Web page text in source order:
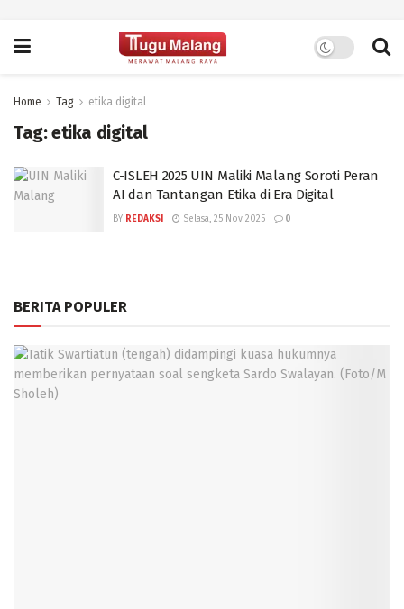
Home Tag etika digital
Tag:etika digital
C-ISLEH 2025 UIN Maliki Malang Soroti Peran
AI dan Tantangan Etika di Era Digital
BY REDAKSI Selasa, 25 Nov 2025 0
BERITA POPULER